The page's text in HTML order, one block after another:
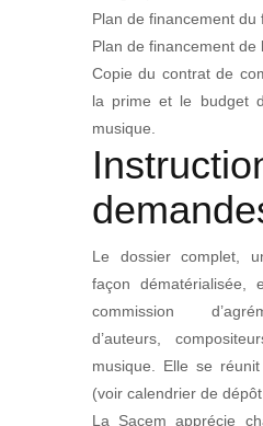
Plan de financement du
Plan de financement de
Copie du contrat de
la prime et le budget
musique.
Le dossier complet,
façon dématérialisée,
commission
d’auteurs,
musique. Elle se
(voir calendrier de
La Sacem apprécie